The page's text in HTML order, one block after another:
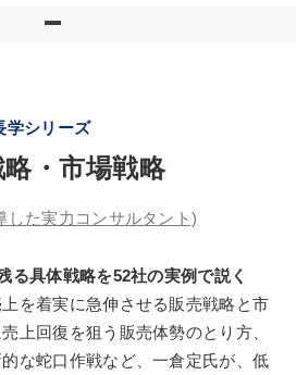
学シリーズ
・市場戦略
した実力コンサルタント)
る具体戦略を52社の実例で説く
を着実に急伸させる販売戦略と市
上回復を狙う販売体勢のとり方、
な蛇口作戦など、一倉定氏が、低